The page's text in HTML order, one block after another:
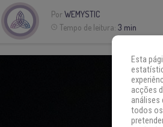
PorWEMYSTIC
Tempo de leitura:3 min
Esta
acções
análises
todos